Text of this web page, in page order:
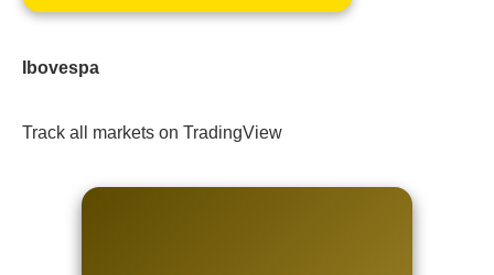
Ibovespa
Track all markets on TradingView